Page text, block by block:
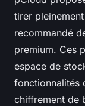
tirer
recommandé
premium. Ces
espace de
fonctionnalités
chiffrement de